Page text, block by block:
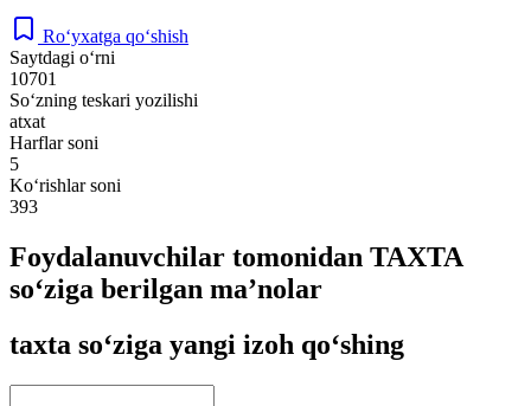
Ro‘yxatga qo‘shish
Saytdagi o‘rni
10701
So‘zning teskari yozilishi
atxat
Harflar soni
5
Ko‘rishlar soni
393
Foydalanuvchilar tomonidan TAXTA
so‘ziga berilgan ma’nolar
taxta so‘ziga yangi izoh qo‘shing